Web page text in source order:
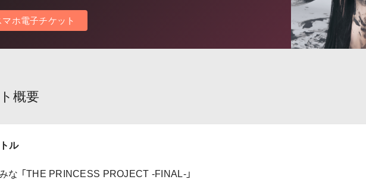
マホ電子チケット
概要
ル
な 「THE PRINCESS PROJECT -FINAL-」